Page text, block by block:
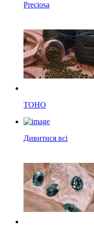
Preciosa
TOHO
Дивитися всі